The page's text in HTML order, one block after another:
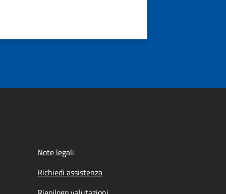
Note legali
Richiedi assistenza